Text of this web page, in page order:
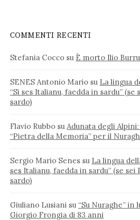
COMMENTI RECENTI
Stefania Cocco su È morto Ilio
SENES Antonio Mario su La lingua
“Si ses Italianu, faedda in sardu”
sardo)
Flavio Rubbo su Adunata degli
“Pietra della Memoria” per il
Sergio Mario Senes su La lingua
ses Italianu, faedda in sardu” (se
sardo)
Giuliano Lusiani su “Su Nuraghe”
Giorgio Frongia di 83 anni